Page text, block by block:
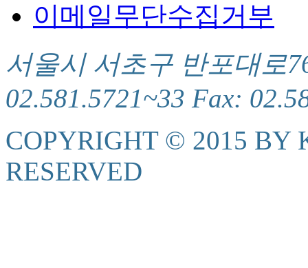
이메일무단수집거부
서울시 서초구 반포대로
02.581.5721~33 Fax:
COPYRIGHT © 2015 BY
RESERVED